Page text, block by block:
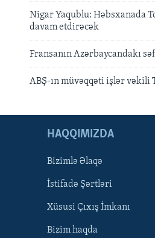
Nigar Yaqublu: Həbsxanada
davam etdirəcək
Fransanın Azərbaycandakı
ABŞ-ın müvəqqəti işlər vəkili
HAQQIMIZDA
Bizimlə Əlaqə
İstifadə Şərtləri
Xüsusi Çıxış İmkanı
Bizim haqda